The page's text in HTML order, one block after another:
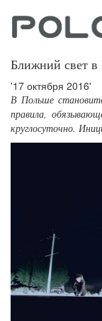
Ближний свет
'17 октября 2016'
В Польше
правила,
круглосуточно.